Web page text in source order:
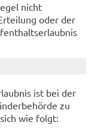
nicht
oder der
ist bei der
zu
wie folgt: